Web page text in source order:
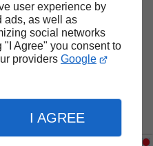
user experience by
ads, as well as
social networks
Agree" you consent to
providers Google
I AGREE
page